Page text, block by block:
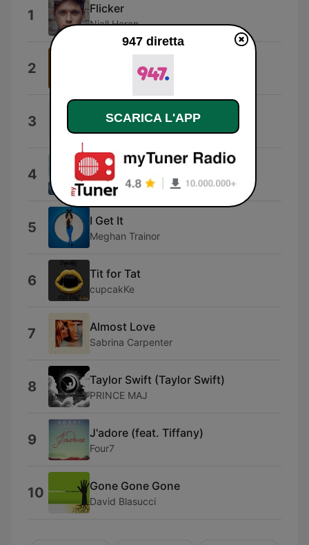
1 Flicker
Niall Horan
2
3 MAYBE.
SIENNA SPIRO
4 Cold Shoulder
Locnville
5 I Get It
Meghan Trainor
6 Tit for Tat
cupcakKe
7 Almost Love
Sabrina Carpenter
8 Taylor Swift (Taylor Swift)
PRINCE MAJ
9 J'adore (feat. Tiffany)
Four7
10 Gone Gone Gone
David Blasucci
947 diretta
SCARICA L'APP